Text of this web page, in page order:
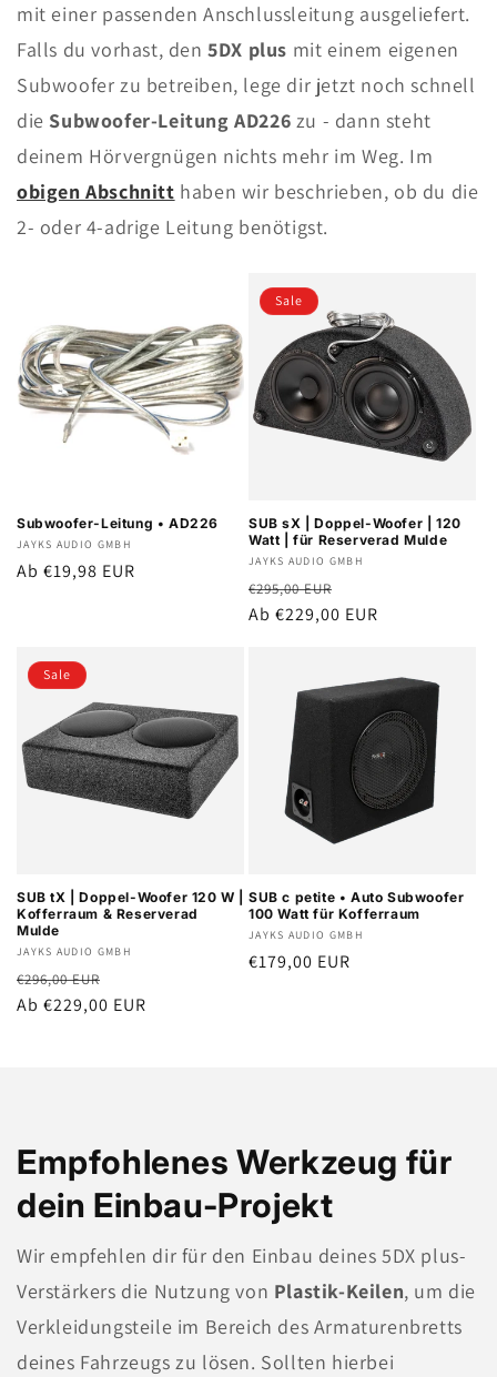
mit einer passenden Anschlussleitung ausgeliefert.
Falls du vorhast, den5DX plus mit einem eigenen
Subwoofer zu betreiben, lege dir jetzt noch schnell
die Subwoofer-Leitung AD226 zu - dann steht
deinem Hörvergnügen nichts mehr im Weg. Im
obigen Abschnitt haben wir beschrieben, ob du die
2- oder 4-adrige Leitung benötigst.
Subwoofer-Leitung • AD226
Anbieter:
JAYKS AUDIO GMBH
Normaler
Ab €19,98 EUR
Sale
SUB sX | Doppel-Woofer | 120
Watt | für Reserverad Mulde
Anbieter:
JAYKS AUDIO GMBH
Normaler
Preis
€295,00 EUR
Ab €229,00 EUR
Sale
SUB tX | Doppel-Woofer 120 W |
Kofferraum & Reserverad
Mulde
Anbieter:
JAYKS AUDIO GMBH
Normaler
Preis
€296,00 EUR
Ab €229,00 EUR
SUB c petite • Auto Subwoofer
100 Watt für Kofferraum
Anbieter:
JAYKS AUDIO GMBH
Normaler
€179,00 EUR
Empfohlenes Werkzeug für
dein Einbau-Projekt
Wir empfehlen dir für den Einbau deines 5DX plus-
Verstärkers die Nutzung von Plastik-Keilen, um die
Verkleidungsteile im Bereich des Armaturenbretts
deines Fahrzeugs zu lösen. Sollten hierbei